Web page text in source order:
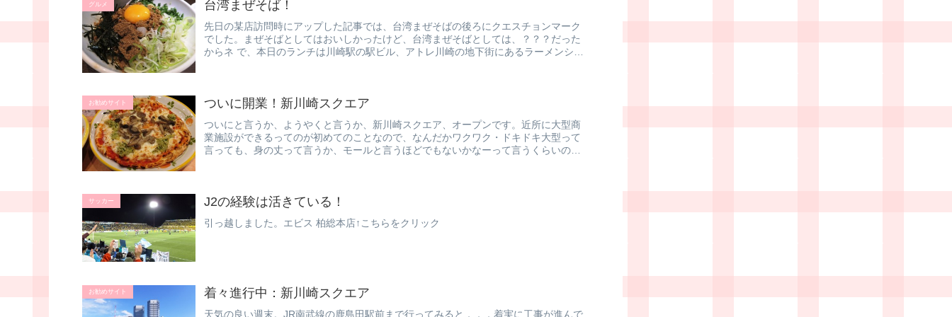
グルメ 台湾まぜそば！
先日の某店訪問時にアップした記事では、台湾まぜそばの後ろにクエスチョンマーク
でした。まぜそばとしてはおいしかったけど、台湾まぜそばとしては、？？？だった
からネ で、本日のランチは川崎駅の駅ビル、アトレ川崎の地下街にあるラーメンシン
お勧めサイト ついに開業！新川崎スクエア
ついにと言うか、ようやくと言うか、新川崎スクエア、オープンです。近所に大型商
業施設ができるってのが初めてのことなので、なんだかワクワク・ドキドキ大型って
言っても、身の丈って言うか、モールと言うほどでもないかなーって言うくらいの中
サッカー J2の経験は活きている！
引っ越しました。エビス 柏総本店↑こちらをクリック
お勧めサイト 着々進行中：新川崎スクエア
天気の良い週末。JR南武線の鹿島田駅前まで行ってみると．．．着実に工事が進んで